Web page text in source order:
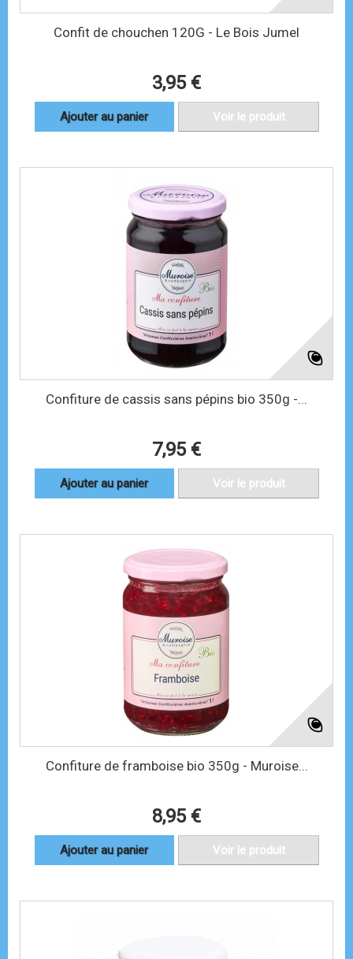
Confit de chouchen 120G - Le Bois Jumel
3,95 €
Ajouter au panier Voir le produit
Confiture de cassis sans pépins bio 350g -...
7,95 €
Ajouter au panier Voir le produit
Confiture de framboise bio 350g - Muroise...
8,95 €
Ajouter au panier Voir le produit